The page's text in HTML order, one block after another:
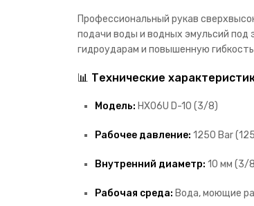
Профессиональный рукав
подачи воды и водных эмульсий под
гидроударам и повышенную
📊 Технические
Модель: HX06U D-10 (3/8)
Рабочее давление: 1250 Bar
Внутренний диаметр: 10 мм (3/
Рабочая среда: Вода, моющие